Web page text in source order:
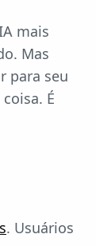
mais
Mas
para seu
É
. Usuários